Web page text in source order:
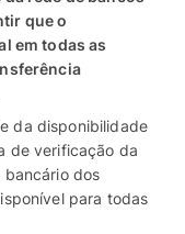
que o
em todas as
da disponibilidade
de verificação da
bancário dos
para todas